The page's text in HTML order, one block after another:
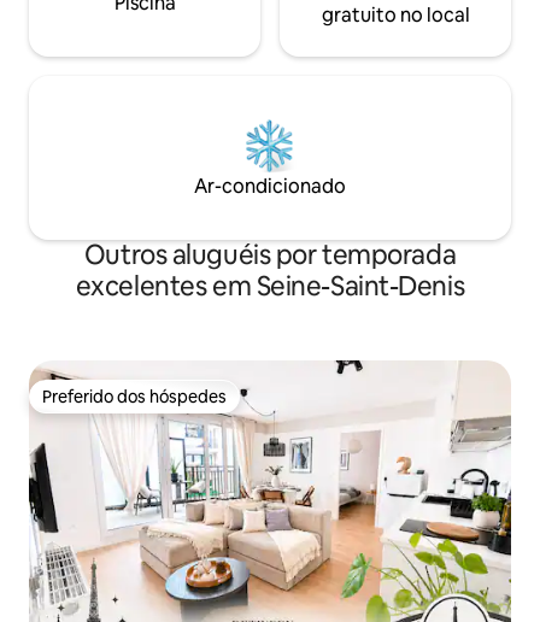
gratuito no local
Ar-condicionado
Outros aluguéis por temporada
excelentes em Seine-Saint-Denis
Preferido dos hóspedes
Preferido dos hóspedes